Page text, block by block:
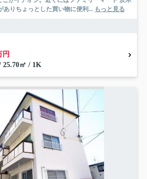
ありちょっとした買い物に便利... もっと見る
円
25.70㎡ / 1K